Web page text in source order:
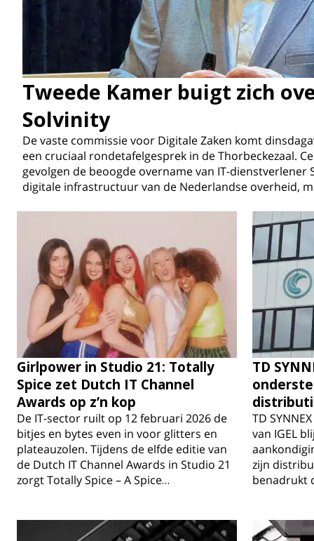
Tweede Kamer buigt zich
Solvinity
De vaste commissie voor Digitale Zaken komt
een cruciaal rondetafelgesprek in de Thorbeckezaal.
gevolgen de beoogde overname van IT-dienstverlener
digitale infrastructuur van de Nederlandse overheid,
Girlpower in Studio 21: Totally
Spice zet Dutch IT Channel
Awards op z’n kop
De IT-sector ruilt op 12 februari 2026 de
bitjes en bytes even in voor glitters en
plateauzolen. Tijdens de elfde editie van
de Dutch IT Channel Awards in Studio 21
zorgt Totally Spice – A Spice…
TD
TD
van IGEL
zijn
benadrukt